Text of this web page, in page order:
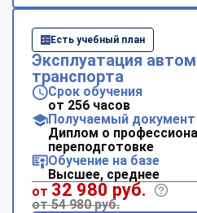
Есть учебный план
Эксплуатация
транспорта
Срок обучения
от 256 часов
Получаемый документ
Диплом о
переподготовке
Обучение на базе
Высшее, среднее
от 32 980 руб.
от 54 980 руб.